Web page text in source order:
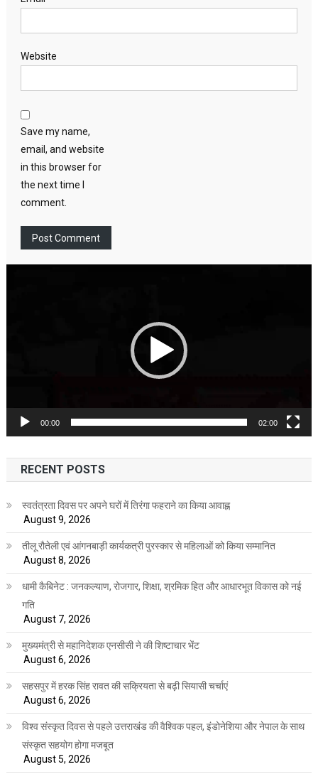
Website
Save my name,
email, and website
in this browser for
the next time I
comment.
00:00 02:00
RECENT POSTS
स्वतंत्रता दिवस पर अपने घरों में तिरंगा फहराने का किया आवाह्न
August 9, 2026
तीलू रौतेली एवं आंगनबाड़ी कार्यकत्री पुरस्कार से महिलाओं को किया सम्मानित
August 8, 2026
धामी कैबिनेट : जनकल्याण, रोजगार, शिक्षा, श्रमिक हित और आधारभूत विकास को नई
गति
August 7, 2026
मुख्यमंत्री से महानिदेशक एनसीसी ने की शिष्टाचार भेंट
August 6, 2026
सहसपुर में हरक सिंह रावत की सक्रियता से बढ़ी सियासी चर्चाएं
August 6, 2026
विश्व संस्कृत दिवस से पहले उत्तराखंड की वैश्विक पहल, इंडोनेशिया और नेपाल के साथ
संस्कृत सहयोग होगा मजबूत
August 5, 2026